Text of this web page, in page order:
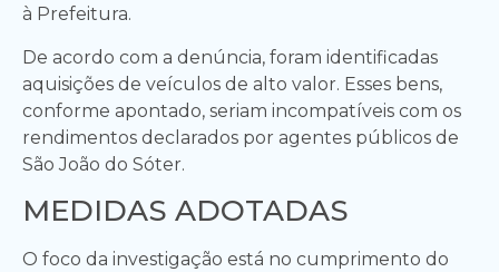
à Prefeitura.
De acordo com a denúncia, foram identificadas
aquisições de veículos de alto valor. Esses bens,
conforme apontado, seriam incompatíveis com os
rendimentos declarados por agentes públicos de
São João do Sóter.
MEDIDAS ADOTADAS
O foco da investigação está no cumprimento do